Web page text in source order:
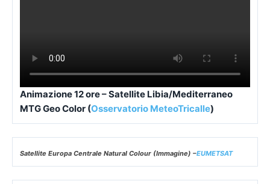
Animazione 12 ore – Satellite Libia/Mediterraneo
MTG Geo Color (Osservatorio MeteoTricalle)
Satellite Europa Centrale Natural Colour (Immagine) –EUMETSAT